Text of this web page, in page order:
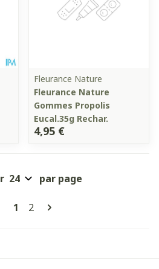
Fleurance Nature
Fleurance Nature
Gommes Propolis
Eucal.35g Rechar.
4,95 €
Pages
Vous lisez actuellement la
1 Page
2
par page